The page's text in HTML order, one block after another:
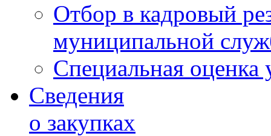
Отбор в кадровый
муниципальной
Специальная оценка
Сведения
о закупках